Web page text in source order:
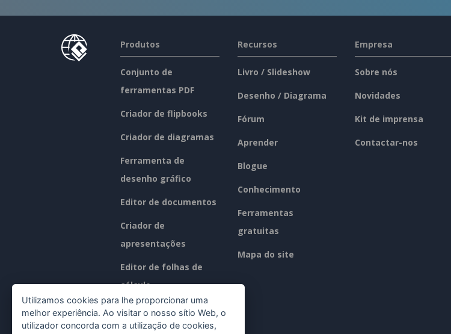
Produtos
Conjunto de
ferramentas PDF
Criador de flipbooks
Criador de diagramas
Ferramenta de
desenho gráfico
Editor de documentos
Criador de
apresentações
Editor de folhas de
cálculo
Preços
Recursos
Livro / Slideshow
Desenho / Diagrama
Fórum
Aprender
Blogue
Conhecimento
Ferramentas
gratuitas
Mapa do site
Empresa
Sobre nós
Novidades
Kit de imprensa
Contactar-nos
Utilizamos cookies para lhe proporcionar uma
melhor experiência. Ao visitar o nosso sítio Web, o
utilizador concorda com a utilização de cookies,